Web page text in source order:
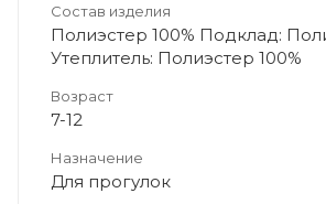
Состав изделия
Полиэстер 100% Подклад:
Утеплитель: Полиэстер 100%
Возраст
7-12
Назначение
Для прогулок